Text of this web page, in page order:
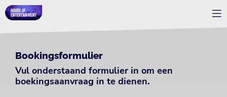
Bookingsformulier
Vul onderstaand formulier in om een
boekingsaanvraag in te dienen.